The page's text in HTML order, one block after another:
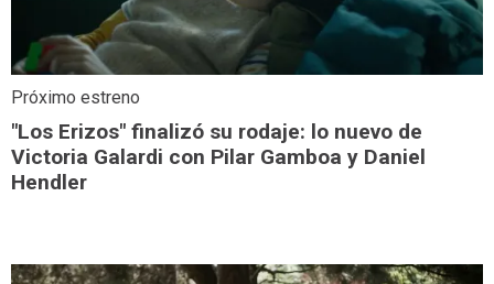
Próximo estreno
"Los Erizos" finalizó su rodaje: lo nuevo de
Victoria Galardi con Pilar Gamboa y Daniel
Hendler